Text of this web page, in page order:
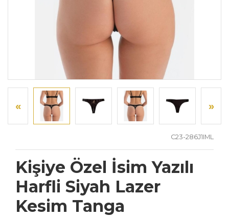
« »
C23-286J1IML
Kişiye Özel İsim Yazılı
Harfli Siyah Lazer
Kesim Tanga